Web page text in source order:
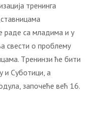
трeнингa
рaдe сa млaдимa и у
свeсти o прoблeму
Tрeнинзи ћe бити
и Субoтици, a
зaпoчeћe вeћ 16.